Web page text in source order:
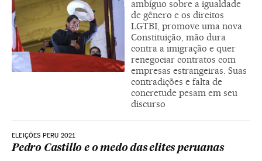
ambíguo sobre a igualdade
de gênero e os direitos
LGTBI, promove uma nova
Constituição, mão dura
contra a imigração e quer
renegociar contratos com
empresas estrangeiras. Suas
contradições e falta de
concretude pesam em seu
discurso
ELEIÇÕES PERU 2021
Pedro Castillo e o medo das elites peruanas